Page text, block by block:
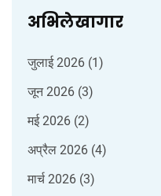
अभिलेखागार
जुलाई 2026 (1)
जून 2026 (3)
मई 2026 (2)
अप्रैल 2026 (4)
मार्च 2026 (3)